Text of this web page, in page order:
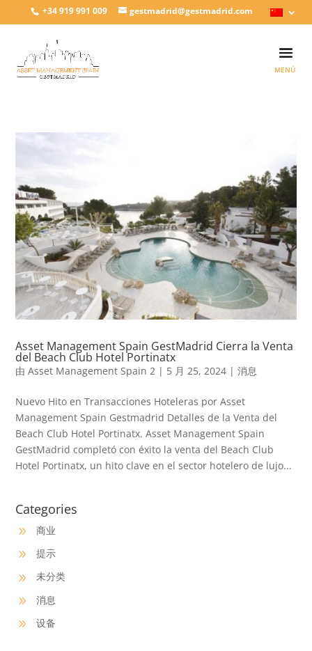
+34 919 991 009 gestmadrid@gestmadrid.com
Asset Management Spain GestMadrid Cierra la Venta
del Beach Club Hotel Portinatx
由Asset Management Spain 2 | 5 月 25, 2024 |消息
Nuevo Hito en Transacciones Hoteleras por Asset
Management Spain Gestmadrid Detalles de la Venta del
Beach Club Hotel Portinatx. Asset Management Spain
GestMadrid completó con éxito la venta del Beach Club
Hotel Portinatx, un hito clave en el sector hotelero de lujo...
Categories
9 商业
9 提示
9 未分类
9 消息
9 设备